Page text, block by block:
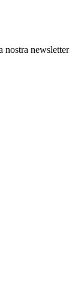
nostra newsletter